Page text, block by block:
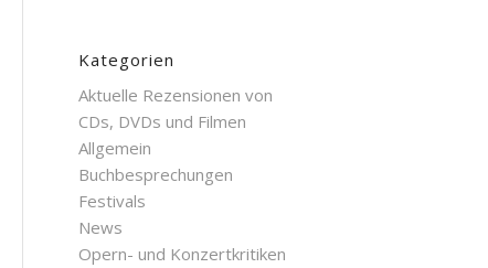
Kategorien
Aktuelle Rezensionen von
CDs, DVDs und Filmen
Allgemein
Buchbesprechungen
Festivals
News
Opern- und Konzertkritiken